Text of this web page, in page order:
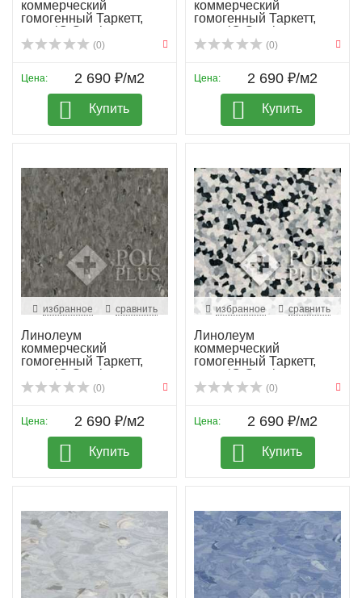
коммерческий
гомогенный Таркетт,
колл. iQ Granit...
(0)
Цена: 2 690 ₽/м2
Купить
коммерческий
гомогенный Таркетт,
колл. iQ Granit...
(0)
Цена: 2 690 ₽/м2
Купить
избранное сравнить
Линолеум
коммерческий
гомогенный Таркетт,
колл. iQ Granit...
(0)
Цена: 2 690 ₽/м2
Купить
избранное сравнить
Линолеум
коммерческий
гомогенный Таркетт,
колл. iQ Granit...
(0)
Цена: 2 690 ₽/м2
Купить